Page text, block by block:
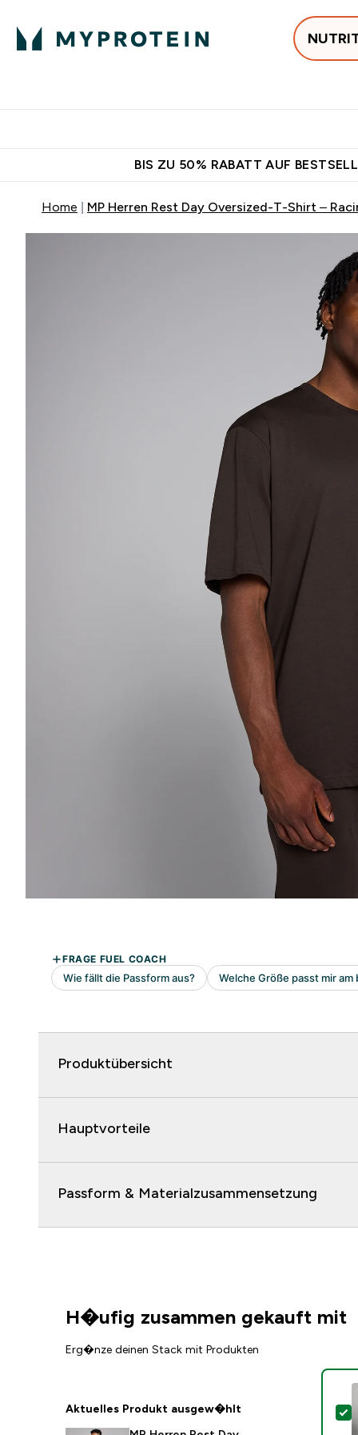
BIS ZU 50% RABATT AUF
Home MP Herren Rest Day Oversized-T-Shirt –
Produktübersicht
Hauptvorteile
Passform & Materialzusammensetzung
H�ufig zusammen gekauft mit
Erg�nze deinen Stack mit Produkten
Aktuelles Produkt ausgew�hlt